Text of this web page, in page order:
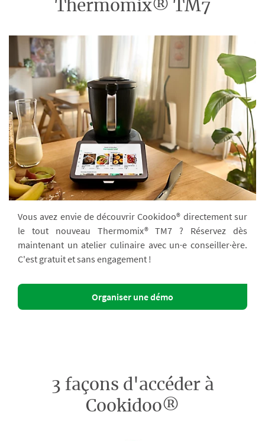
Thermomix® TM7
Vous avez envie de découvrir Cookidoo® directement sur
le tout nouveau Thermomix® TM7 ? Réservez dès
maintenant un atelier culinaire avec un·e conseiller·ère.
C'est gratuit et sans engagement !
Organiser une démo
3 façons d'accéder à
Cookidoo®